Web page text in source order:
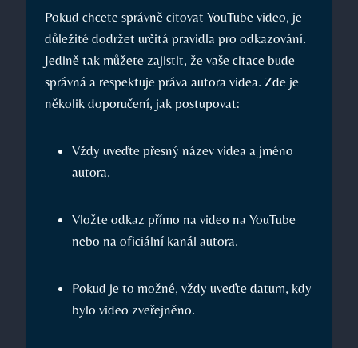
Pokud chcete správně citovat YouTube video, je
důležité dodržet určitá pravidla pro odkazování.
Jedině tak můžete zajistit, že vaše citace bude
správná a respektuje práva autora videa. Zde je
několik doporučení, jak postupovat:
Vždy uveďte přesný název videa a jméno
autora.
Vložte odkaz přímo na video na YouTube
nebo na oficiální kanál autora.
Pokud je to možné, vždy uveďte datum, kdy
bylo video zveřejněno.